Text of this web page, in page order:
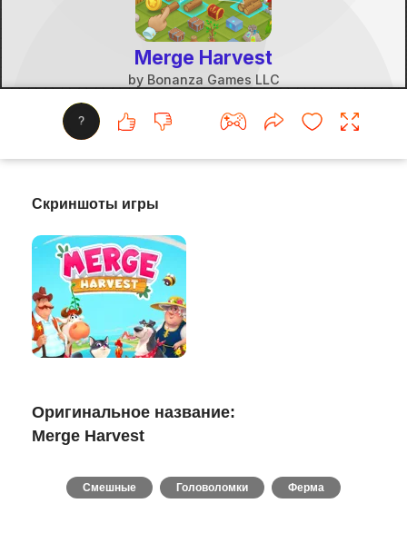
?
Скриншоты игры
Оригинальное название:
Merge Harvest
Смешные Головоломки Ферма